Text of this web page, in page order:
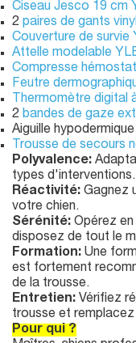
Ciseau Jesco 19 cm
2 paires de gants
Couverture de survie
Attelle modelable
Compresse
Feutre
Thermomètre digital
2 bandes de gaze
Aiguille
Trousse de secours
Polyvalence:
types d'interventions.
Réactivité: Gagnez
votre chien.
Sérénité: Opérez
disposez de tout le
Formation: Une
est fortement
de la trousse.
Entretien: Vérifiez
trousse et
Pour qui ?